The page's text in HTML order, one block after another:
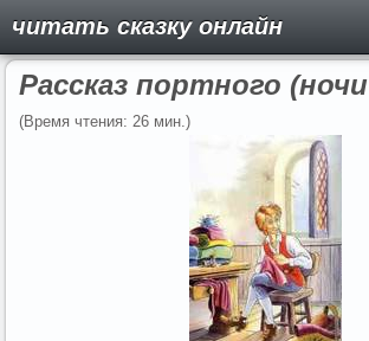
читать сказку онлайн
Рассказ портного
(Время чтения: 26 мин.)